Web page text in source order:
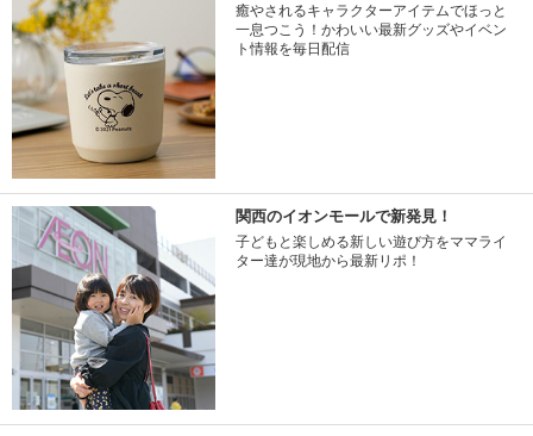
癒やされるキャラクターアイテムでほっと
一息つこう！かわいい最新グッズやイベン
ト情報を毎日配信
関西のイオンモールで新発見！
子どもと楽しめる新しい遊び方をママライ
ター達が現地から最新リポ！